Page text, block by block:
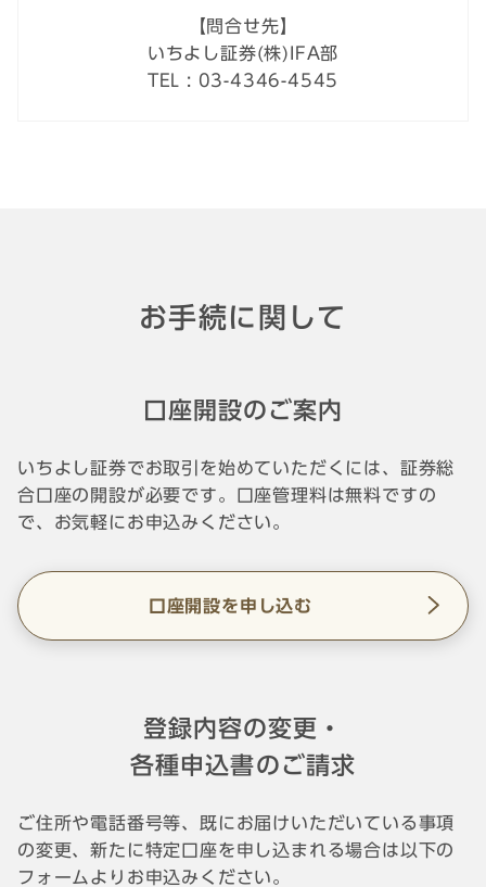
【問合せ先】
いちよし証券(株)IFA部
TEL : 03-4346-4545
お手続に関して
口座開設のご案内
いちよし証券でお取引を始めていただくには、証券総
合口座の開設が必要です。口座管理料は無料ですの
で、お気軽にお申込みください。
口座開設を申し込む
登録内容の変更・
各種申込書のご請求
ご住所や電話番号等、既にお届けいただいている事項
の変更、新たに特定口座を申し込まれる場合は以下の
フォームよりお申込みください。